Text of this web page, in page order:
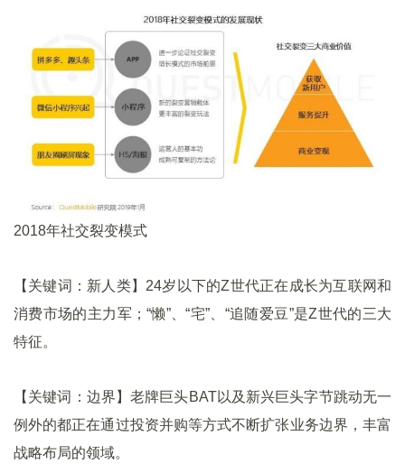
2018年社交裂变模式
【关键词：新人类】24岁以下的Z世代正在成长为互联网和
消费市场的主力军；“懒”、“宅”、“追随爱豆”是Z世代的三大
特征。
【关键词：边界】老牌巨头BAT以及新兴巨头字节跳动无一
例外的都正在通过投资并购等方式不断扩张业务边界，丰富
战略布局的领域。